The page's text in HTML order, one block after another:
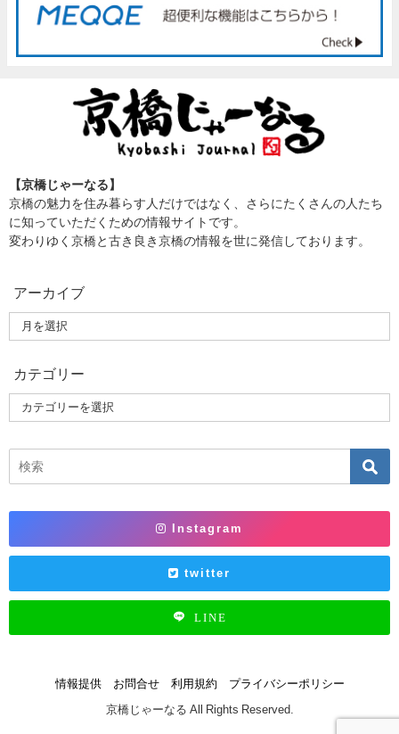
【京橋じゃーなる】
京橋の魅力を住み暮らす人だけではなく、さらにたくさんの人たち
に知っていただくための情報サイトです。
変わりゆく京橋と古き良き京橋の情報を世に発信しております。
アーカイブ
カテゴリー
Instagram
twitter
LINE
情報提供 お問合せ 利用規約 プライバシーポリシー
京橋じゃーなる All Rights Reserved.